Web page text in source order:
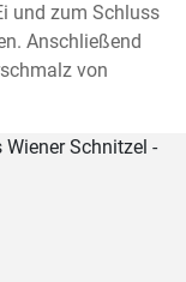
und zum Schluss
Anschließend
von